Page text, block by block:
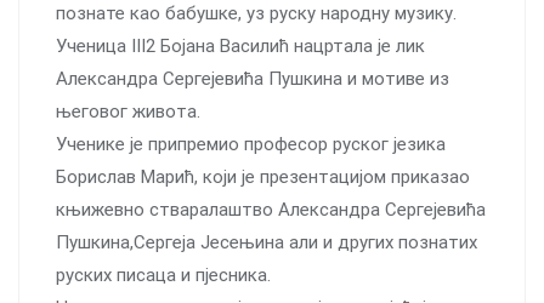
познате као бабушке, уз руску народну музику.
Ученица III2 Бојана Василић нацртала је лик
Александра Сергејевића Пушкина и мотиве из
његовог живота.
Ученике је припремио професор руског језика
Борислав Марић, који је презентацијом приказао
књижевно стваралаштво Александра Сергејевића
Пушкина,Сергеја Јесењина али и других познатих
руских писаца и пјесника.